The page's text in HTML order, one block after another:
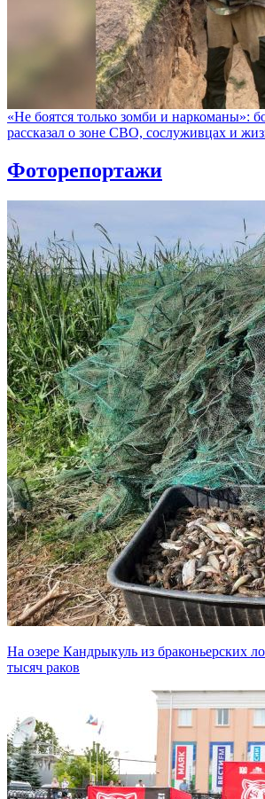
«Не боятся только зомби и наркоманы»:
рассказал о зоне СВО, сослуживцах и
Фоторепортажи
На озере Кандрыкуль из браконьерских
тысяч раков